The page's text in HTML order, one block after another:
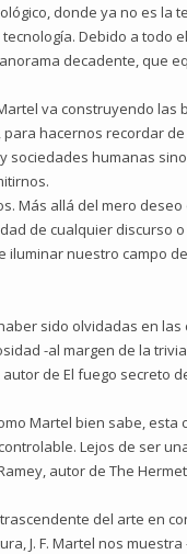
donde ya no es la
Debido a todo
decadente, que
va construyendo
hacernos recordar
humanas
Más allá del mero
de cualquier discurso
nuestro campo
sido olvidadas en las
-al margen de la
de El fuego secreto
Martel bien sabe, esta
Lejos de ser
autor de The
del arte en
J. F. Martel nos